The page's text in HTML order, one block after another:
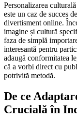
Personalizarea
este un caz de succes
divertisment online.
imagine și cultură
faza de simplă
interesantă pentru
adaugă conformitatea
că a vorbi direct cu
potrivită metodă.
De ce
Crucială în